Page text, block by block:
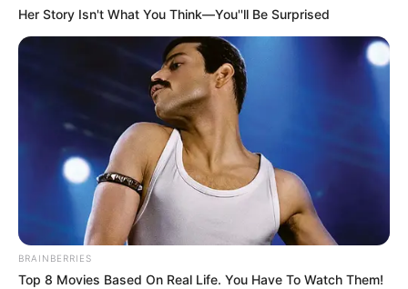
Her Story Isn't What You Think—You''ll Be Surprised
BRAINBERRIES
Top 8 Movies Based On Real Life. You Have To Watch Them!